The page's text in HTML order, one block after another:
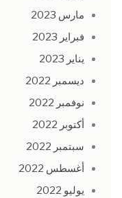
مارس 2023
فبراير 2023
يناير 2023
ديسمبر 2022
نوفمبر 2022
أكتوبر 2022
سبتمبر 2022
أغسطس 2022
يوليو 2022